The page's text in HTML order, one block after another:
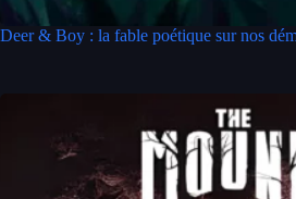
Deer & Boy : la fable poétique sur nos